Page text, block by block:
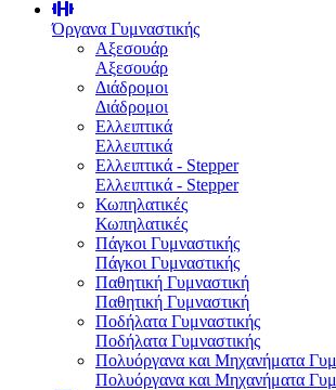
Όργανα Γυμναστικής
Αξεσουάρ
Αξεσουάρ
Διάδρομοι
Διάδρομοι
Ελλειπτικά
Ελλειπτικά
Ελλειπτικά - Stepper
Ελλειπτικά - Stepper
Κωπηλατικές
Κωπηλατικές
Πάγκοι Γυμναστικής
Πάγκοι Γυμναστικής
Παθητική Γυμναστική
Παθητική Γυμναστική
Ποδήλατα Γυμναστικής
Ποδήλατα Γυμναστικής
Πολυόργανα και Μηχανήματα
Πολυόργανα και Μηχανήματα